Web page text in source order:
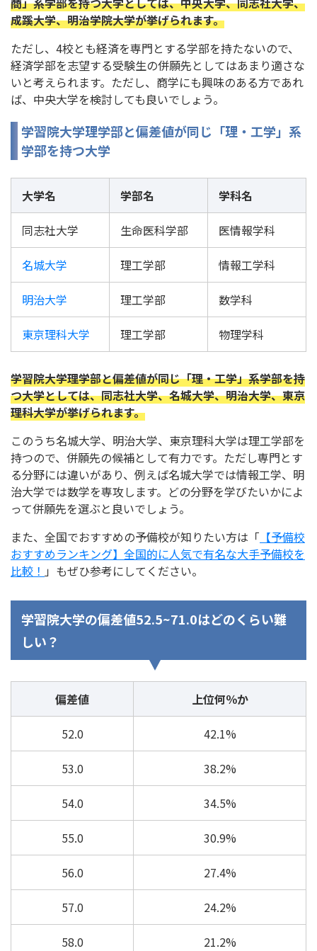
成蹊大学、明治学院大学が挙げられます。
ただし、4校とも経済を専門とする学部を持たないので、
経済学部を志望する受験生の併願先としてはあまり適さな
いと考えられます。ただし、商学にも興味のある方であれ
ば、中央大学を検討しても良いでしょう。
学習院大学理学部と偏差値が同じ「理・工学」系
学部を持つ大学
大学名 学部名 学科名
同志社大学 生命医科学部 医情報学科
名城大学 理工学部 情報工学科
明治大学 理工学部 数学科
東京理科大学 理工学部 物理学科
学習院大学理学部と偏差値が同じ「理・工学」系学部を持
つ大学としては、同志社大学、名城大学、明治大学、東京
理科大学が挙げられます。
このうち名城大学、明治大学、東京理科大学は理工学部を
持つので、併願先の候補として有力です。ただし専門とす
る分野には違いがあり、例えば名城大学では情報工学、明
治大学では数学を専攻します。どの分野を学びたいかによ
って併願先を選ぶと良いでしょう。
また、全国でおすすめの予備校が知りたい方は「 【予備校
おすすめランキング】全国的に人気で有名な大手予備校を
比較！ 」もぜひ参考にしてください。
学習院大学の偏差値52.5~71.0はどのくらい難
しい？
偏差値 上位何％か
52.0 42.1%
53.0 38.2%
54.0 34.5%
55.0 30.9%
56.0 27.4%
57.0 24.2%
58.0 21.2%